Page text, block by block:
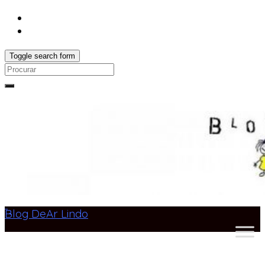
Toggle search form
Search
Blog DeAr Lindo